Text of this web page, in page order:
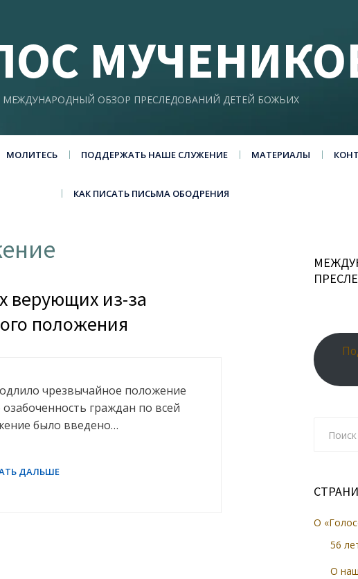
МЕЖДУНАРОДНЫЙ ОБЗОР ПРЕСЛЕДОВАНИЙ ДЕТЕЙ БОЖЬИХ
МОЛИТЕСЬ ПОДДЕРЖАТЬ НАШЕ СЛУЖЕНИЕ МАТЕРИАЛЫ
КАК ПИСАТЬ ПИСЬМА ОБОДРЕНИЯ
верующих из-за
положения
чрезвычайное положение
граждан по всей
было введено…
О
56
О